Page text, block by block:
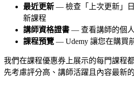
最近更新 — 檢查「上次更新」
新課程
講師資格證書 — 查看講師的個
課程預覽 — Udemy 讓您在購買
我們在課程優惠券上展示的每門課程
先考慮評分高、講師活躍且內容最新